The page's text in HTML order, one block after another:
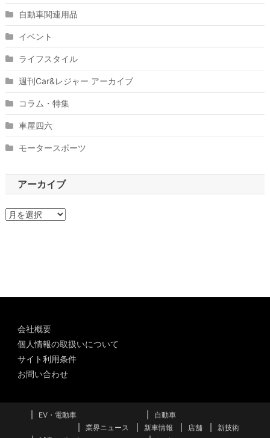
自動車関連用品
イベント
ライフスタイル
週刊Car&レジャー アーカイブ
コラム・特集
車屋四六
モータースポーツ
アーカイブ
ア
会社概要
個人情報の取扱いについて
サイト利用条件
お問い合わせ
EV・電動車
自動車
業界ニュース
新車情報 店舗
新技術